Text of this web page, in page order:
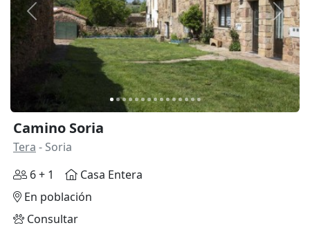
Anterior
Camino Soria
Tera - Soria
6 + 1
Casa Entera
En población
Consultar